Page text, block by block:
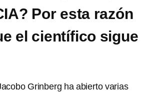
Por esta razón
el científico sigue
Grinberg ha abierto varias